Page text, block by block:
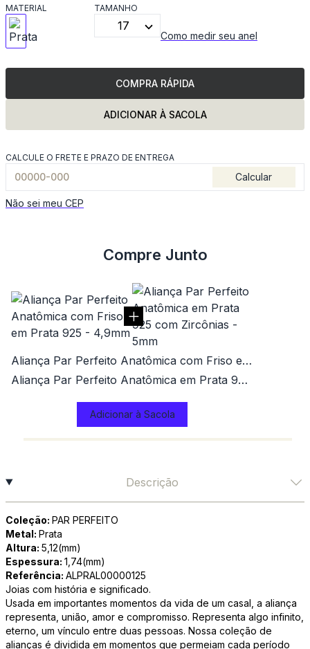
MATERIAL TAMANHO
17
Como medir seu anel
COMPRA RÁPIDA
ADICIONAR À SACOLA
CALCULE O FRETE E PRAZO DE ENTREGA
Calcular
Não sei meu CEP
Compre Junto
Aliança Par Perfeito Anatômica com Friso em Prata 925 - 4,9mm
Aliança Par Perfeito Anatômica em Prata 925 com Zircônias - 5mm
Adicionar à Sacola
Descrição
Coleção: PAR PERFEITO
Metal: Prata
Altura: 5,12(mm)
Espessura: 1,74(mm)
Referência: ALPRAL00000125
Joias com história e significado.
Usada em importantes momentos da vida de um casal, a aliança
representa, união, amor e compromisso. Representa algo infinito,
eterno, um vínculo entre duas pessoas. Nossa coleção de
alianças é dividida em momentos que permeiam cada período